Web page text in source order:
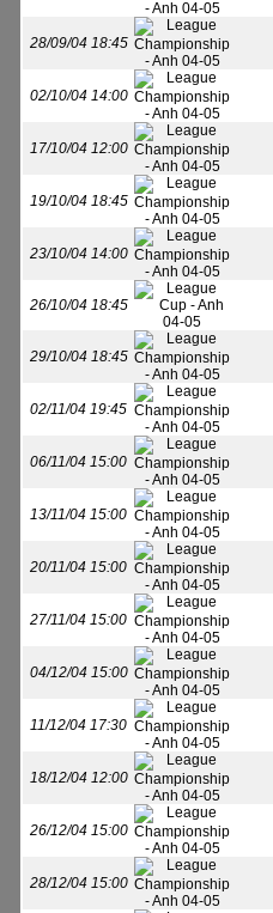
28/09/04 18:45
02/10/04 14:00
17/10/04 12:00
19/10/04 18:45
23/10/04 14:00
26/10/04 18:45
29/10/04 18:45
02/11/04 19:45
06/11/04 15:00
13/11/04 15:00
20/11/04 15:00
27/11/04 15:00
04/12/04 15:00
11/12/04 17:30
18/12/04 12:00
26/12/04 15:00
28/12/04 15:00